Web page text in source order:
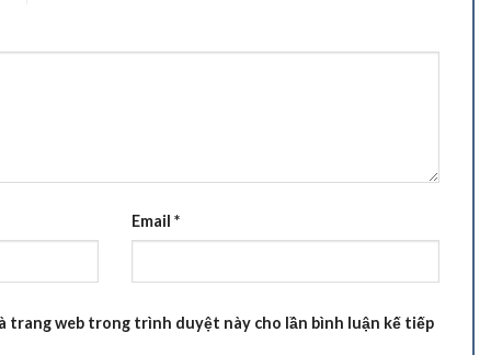
Email *
trang web trong trình duyệt này cho lần bình luận kế tiếp